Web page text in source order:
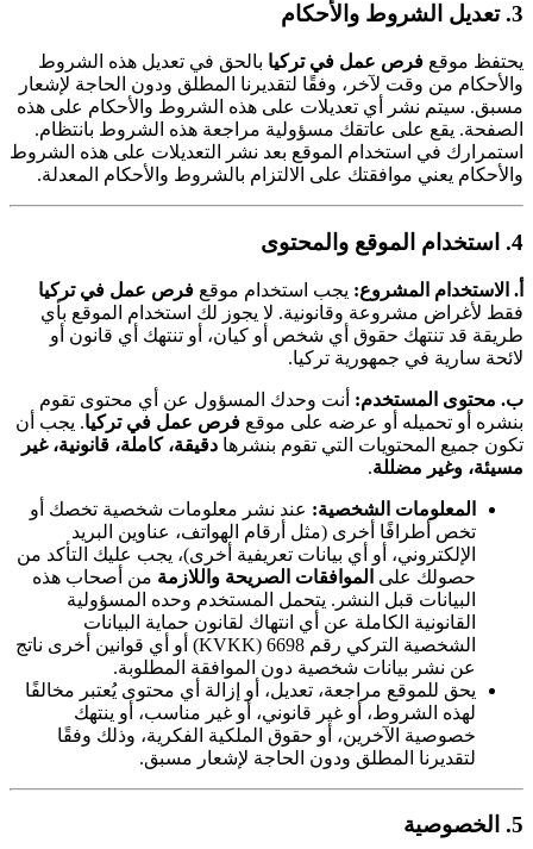
3. تعديل الشروط والأحكام
يحتفظ موقع فرص عمل في تركيا بالحق في تعديل هذه الشروط
والأحكام من وقت لآخر، وفقًا لتقديرنا المطلق ودون الحاجة لإشعار
مسبق. سيتم نشر أي تعديلات على هذه الشروط والأحكام على هذه
الصفحة. يقع على عاتقك مسؤولية مراجعة هذه الشروط بانتظام.
استمرارك في استخدام الموقع بعد نشر التعديلات على هذه الشروط
والأحكام يعني موافقتك على الالتزام بالشروط والأحكام المعدلة.
4. استخدام الموقع والمحتوى
أ. الاستخدام المشروع: يجب استخدام موقع فرص عمل في تركيا
فقط لأغراض مشروعة وقانونية. لا يجوز لك استخدام الموقع بأي
طريقة قد تنتهك حقوق أي شخص أو كيان، أو تنتهك أي قانون أو
لائحة سارية في جمهورية تركيا.
ب. محتوى المستخدم: أنت وحدك المسؤول عن أي محتوى تقوم
بنشره أو تحميله أو عرضه على موقع فرص عمل في تركيا. يجب أن
تكون جميع المحتويات التي تقوم بنشرها دقيقة، كاملة، قانونية، غير
مسيئة، وغير مضللة.
المعلومات الشخصية: عند نشر معلومات شخصية تخصك أو
تخص أطرافًا أخرى (مثل أرقام الهواتف، عناوين البريد
الإلكتروني، أو أي بيانات تعريفية أخرى)، يجب عليك التأكد من
حصولك على الموافقات الصريحة واللازمة من أصحاب هذه
البيانات قبل النشر. يتحمل المستخدم وحده المسؤولية
القانونية الكاملة عن أي انتهاك لقانون حماية البيانات
الشخصية التركي رقم 6698 (KVKK) أو أي قوانين أخرى ناتج
عن نشر بيانات شخصية دون الموافقة المطلوبة.
يحق للموقع مراجعة، تعديل، أو إزالة أي محتوى يُعتبر مخالفًا
لهذه الشروط، أو غير قانوني، أو غير مناسب، أو ينتهك
خصوصية الآخرين، أو حقوق الملكية الفكرية، وذلك وفقًا
لتقديرنا المطلق ودون الحاجة لإشعار مسبق.
5. الخصوصية